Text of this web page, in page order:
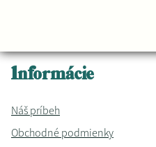
Informácie
Náš príbeh
Obchodné podmienky